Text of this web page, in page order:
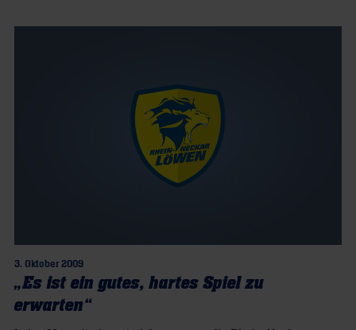
3. Oktober 2009
„Es ist ein gutes, hartes Spiel zu
erwarten“